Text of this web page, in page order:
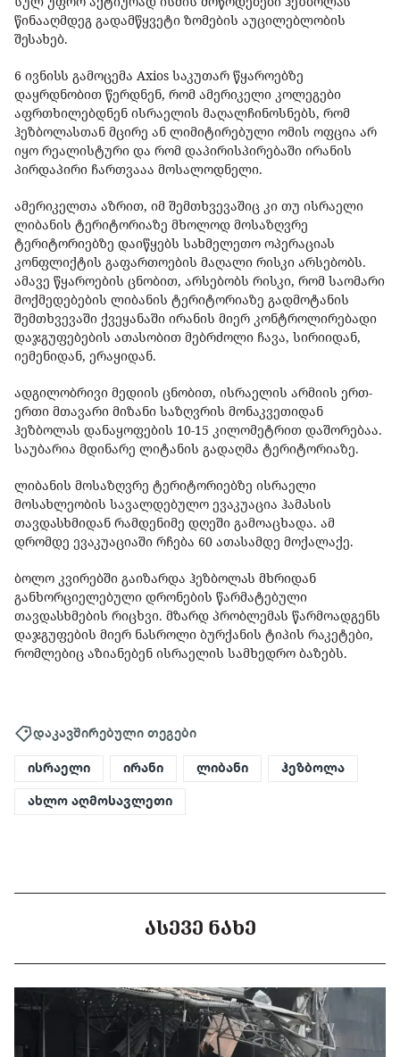
წინააღმდეგ გადამწყვეტი ზომების აუცილებლობის
შესახებ.
6 ივნისს გამოცემა Axios საკუთარ წყაროებზე
დაყრდნობით წერდნენ, რომ ამერიკელი კოლეგები
აფრთხილებდნენ ისრაელის მაღალჩინოსნებს, რომ
ჰეზბოლასთან მცირე ან ლიმიტირებული ომის ოფცია არ
იყო რეალისტური და რომ დაპირისპირებაში ირანის
პირდაპირი ჩართვააა მოსალოდნელი.
ამერიკელთა აზრით, იმ შემთხვევაშიც კი თუ ისრაელი
ლიბანის ტერიტორიაზე მხოლოდ მოსაზღვრე
ტერიტორიებზე დაიწყებს სახმელეთო ოპერაციას
კონფლიქტის გაფართოების მაღალი რისკი არსებობს.
ამავე წყაროების ცნობით, არსებობს რისკი, რომ საომარი
მოქმედებების ლიბანის ტერიტორიაზე გადმოტანის
შემთხვევაში ქვეყანაში ირანის მიერ კონტროლირებადი
დაჯგუფებების ათასობით მებრძოლი ჩავა, სირიიდან,
იემენიდან, ერაყიდან.
ადგილობრივი მედიის ცნობით, ისრაელის არმიის ერთ-
ერთი მთავარი მიზანი საზღვრის მონაკვეთიდან
ჰეზბოლას დანაყოფების 10-15 კილომეტრით დაშორებაა.
საუბარია მდინარე ლიტანის გადაღმა ტერიტორიაზე.
ლიბანის მოსაზღვრე ტერიტორიებზე ისრაელი
მოსახლეობის სავალდებულო ევაკუაცია ჰამასის
თავდასხმიდან რამდენიმე დღეში გამოაცხადა. ამ
დრომდე ევაკუაციაში რჩება 60 ათასამდე მოქალაქე.
ბოლო კვირებში გაიზარდა ჰეზბოლას მხრიდან
განხორციელებული დრონების წარმატებული
თავდასხმების რიცხვი. მზარდ პრობლემას წარმოადგენს
დაჯგუფების მიერ ნასროლი ბურქანის ტიპის რაკეტები,
რომლებიც აზიანებენ ისრაელის სამხედრო ბაზებს.
დაკავშირებული თეგები
ისრაელი ირანი ლიბანი ჰეზბოლა
ახლო აღმოსავლეთი
ᲐᲡᲔᲕᲔ ᲜᲐᲮᲔ